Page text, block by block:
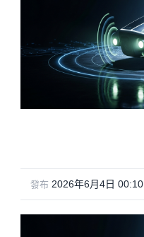
發布 2026年6月4日 00:10